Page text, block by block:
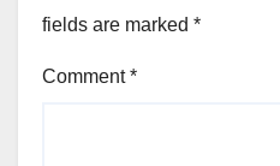
fields are marked *
Comment*